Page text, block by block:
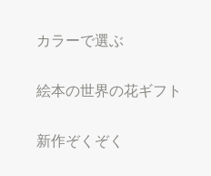
カラーで選ぶ
絵本の世界の花ギフト
新作ぞくぞく